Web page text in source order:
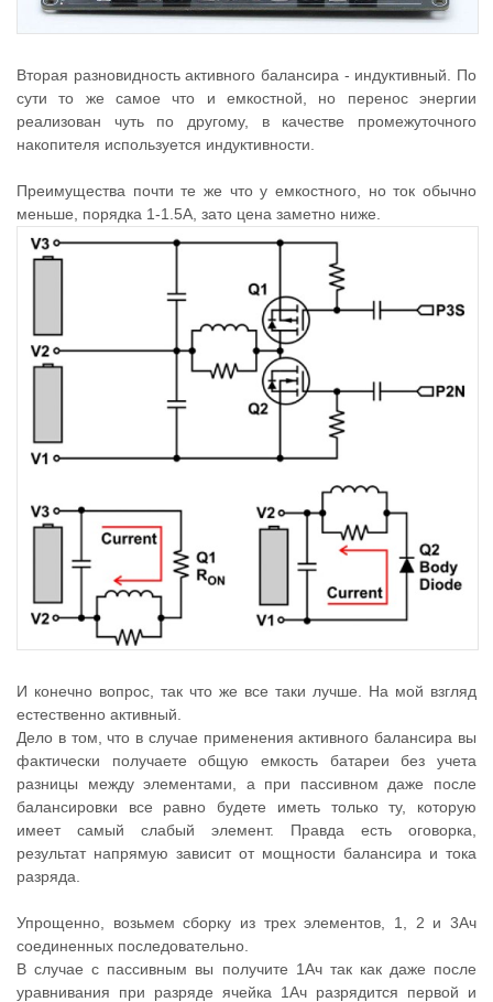
Вторая разновидность активного балансира - индуктивный. По
сути то же самое что и емкостной, но перенос энергии
реализован чуть по другому, в качестве промежуточного
накопителя используется индуктивности.
Преимущества почти те же что у емкостного, но ток обычно
меньше, порядка 1-1.5А, зато цена заметно ниже.
И конечно вопрос, так что же все таки лучше. На мой взгляд
естественно активный.
Дело в том, что в случае применения активного балансира вы
фактически получаете общую емкость батареи без учета
разницы между элементами, а при пассивном даже после
балансировки все равно будете иметь только ту, которую
имеет самый слабый элемент. Правда есть оговорка,
результат напрямую зависит от мощности балансира и тока
разряда.
Упрощенно, возьмем сборку из трех элементов, 1, 2 и 3Ач
соединенных последовательно.
В случае с пассивным вы получите 1Ач так как даже после
уравнивания при разряде ячейка 1Ач разрядится первой и